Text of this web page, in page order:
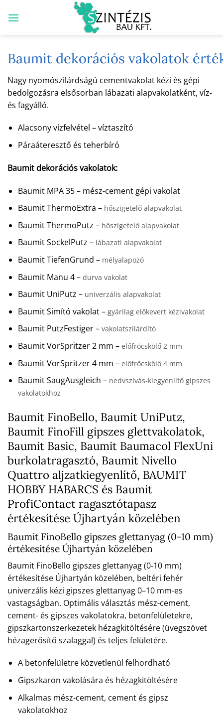
Baumit dekorációs vakolatok
Nagy nyomószilárdságú cementvakolat kézi és gépi
bedolgozásra elsősorban lábazati alapvakolatként, víz-
és fagyálló.
Alacsony vízfelvétel – víztaszító
Páraáteresztő és teherbíró
Baumit dekorációs vakolatok:
Baumit MPA 35 – mész-cement gépi vakolat
Baumit ThermoExtra – hőszigetelő alapvakolat
Baumit ThermoPutz – hőszigetelő alapvakolat
Baumit SockelPutz – lábazati alapvakolat
Baumit TiefenGrund – mélyalapozó
Baumit Manu 4 – durva vakolat
Baumit UniPutz – univerzális alapvakolat
Baumit Simító vakolat – gyárilag előkevert kézivakolat
Baumit PutzFestiger – vakolatszilárdító
Baumit VorSpritzer 2 mm – előfröcskölő 2 mm
Baumit VorSpritzer 4 mm – előfröcskölő 4 mm
Baumit SaugAusgleich – nedvszívás-kiegyenlítő gipszes
vakolatokhoz
Baumit FinoBello, Baumit UniPutz,
Baumit FinoFill gipszes glettvakolatok,
Baumit Basic, Baumit Baumacol FlexUni
burkolatragasztó, Baumit Nivello
Quattro aljzatkiegyenlítő, BAUMIT
HOBBY HABARCS és Baumit
ProfiContact ragasztótapasz
értékesítése Újhartyán közelében
Baumit FinoBello gipszes glettanyag (0-10 mm)
értékesítése Újhartyán közelében
Baumit FinoBello gipszes glettanyag (0-10 mm)
értékesítése Újhartyán közelében, beltéri fehér
univerzális kézi gipszes glettanyag 0–10 mm-es
vastagságban. Optimális választás mész-cement,
cement- és gipszes vakolatokra, betonfelületekre,
gipszkartonszerkezetek hézagkitöltésére (üvegszövet
hézagerősítő szalaggal) és teljes felületére.
A betonfelületre közvetlenül felhordható
Gipszkaron vakolására és hézagkitöltésére
Alkalmas mész-cement, cement és gipsz
vakolatokhoz